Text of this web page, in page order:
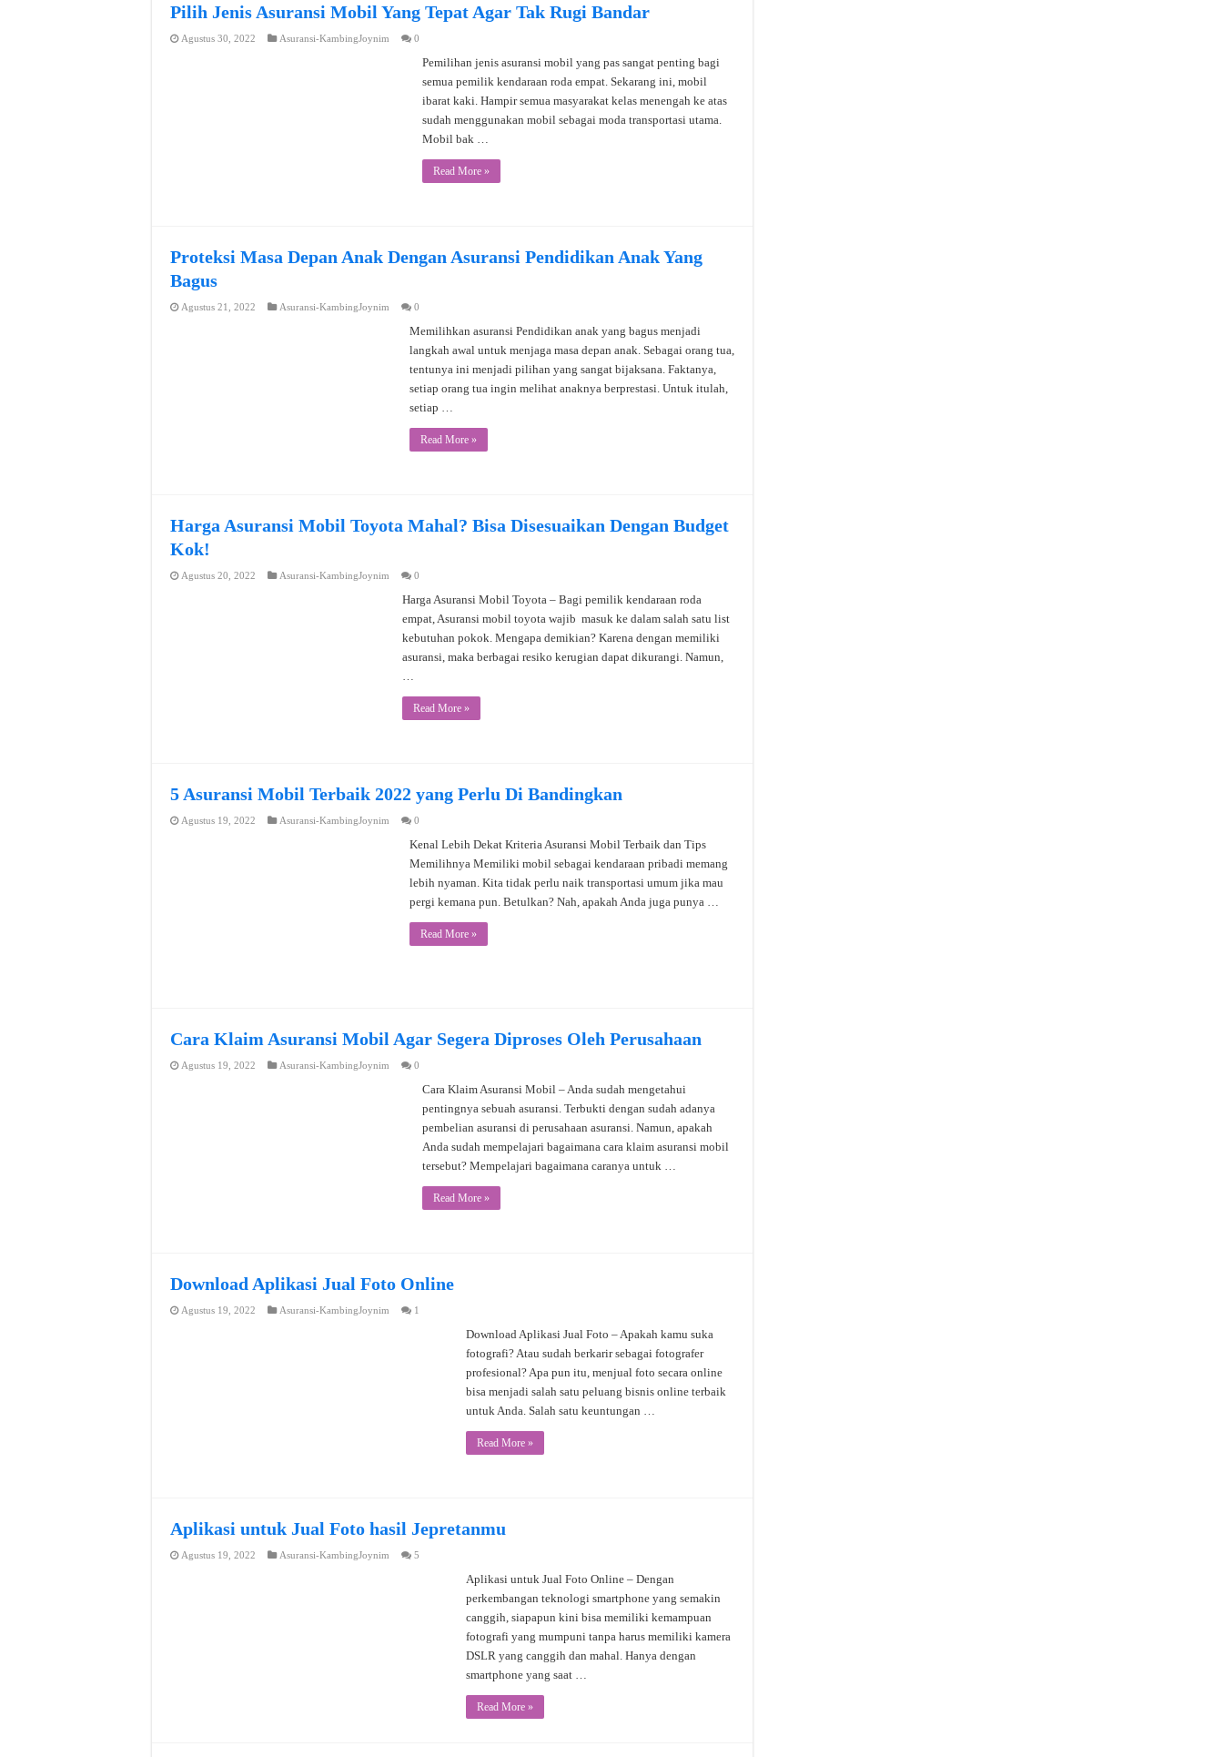
Pilih Jenis Asuransi Mobil Yang Tepat Agar Tak Rugi Bandar
Agustus 30, 2022 Asuransi-KambingJoynim 0
Pemilihan jenis asuransi mobil yang pas sangat penting bagi
semua pemilik kendaraan roda empat. Sekarang ini, mobil
ibarat kaki. Hampir semua masyarakat kelas menengah ke atas
sudah menggunakan mobil sebagai moda transportasi utama.
Mobil bak …
Read More »
Proteksi Masa Depan Anak Dengan Asuransi Pendidikan Anak Yang
Bagus
Agustus 21, 2022 Asuransi-KambingJoynim 0
Memilihkan asuransi Pendidikan anak yang bagus menjadi
langkah awal untuk menjaga masa depan anak. Sebagai orang tua,
tentunya ini menjadi pilihan yang sangat bijaksana. Faktanya,
setiap orang tua ingin melihat anaknya berprestasi. Untuk itulah,
setiap …
Read More »
Harga Asuransi Mobil Toyota Mahal? Bisa Disesuaikan Dengan Budget
Kok!
Agustus 20, 2022 Asuransi-KambingJoynim 0
Harga Asuransi Mobil Toyota – Bagi pemilik kendaraan roda
empat, Asuransi mobil toyota wajib masuk ke dalam salah satu list
kebutuhan pokok. Mengapa demikian? Karena dengan memiliki
asuransi, maka berbagai resiko kerugian dapat dikurangi. Namun,
…
Read More »
5 Asuransi Mobil Terbaik 2022 yang Perlu Di Bandingkan
Agustus 19, 2022 Asuransi-KambingJoynim 0
Kenal Lebih Dekat Kriteria Asuransi Mobil Terbaik dan Tips
Memilihnya Memiliki mobil sebagai kendaraan pribadi memang
lebih nyaman. Kita tidak perlu naik transportasi umum jika mau
pergi kemana pun. Betulkan? Nah, apakah Anda juga punya …
Read More »
Cara Klaim Asuransi Mobil Agar Segera Diproses Oleh Perusahaan
Agustus 19, 2022 Asuransi-KambingJoynim 0
Cara Klaim Asuransi Mobil – Anda sudah mengetahui
pentingnya sebuah asuransi. Terbukti dengan sudah adanya
pembelian asuransi di perusahaan asuransi. Namun, apakah
Anda sudah mempelajari bagaimana cara klaim asuransi mobil
tersebut? Mempelajari bagaimana caranya untuk …
Read More »
Download Aplikasi Jual Foto Online
Agustus 19, 2022 Asuransi-KambingJoynim 1
Download Aplikasi Jual Foto – Apakah kamu suka
fotografi? Atau sudah berkarir sebagai fotografer
profesional? Apa pun itu, menjual foto secara online
bisa menjadi salah satu peluang bisnis online terbaik
untuk Anda. Salah satu keuntungan …
Read More »
Aplikasi untuk Jual Foto hasil Jepretanmu
Agustus 19, 2022 Asuransi-KambingJoynim 5
Aplikasi untuk Jual Foto Online – Dengan
perkembangan teknologi smartphone yang semakin
canggih, siapapun kini bisa memiliki kemampuan
fotografi yang mumpuni tanpa harus memiliki kamera
DSLR yang canggih dan mahal. Hanya dengan
smartphone yang saat …
Read More »